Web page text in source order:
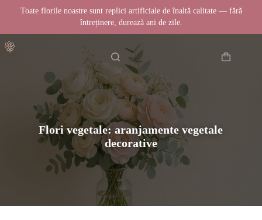
Toate florile noastre sunt replici artificiale de înaltă calitate — fără
întreținere, durează ani de zile.
la
Coș
Acasă
Flori vegetale: aranjamente vegetale
decorative